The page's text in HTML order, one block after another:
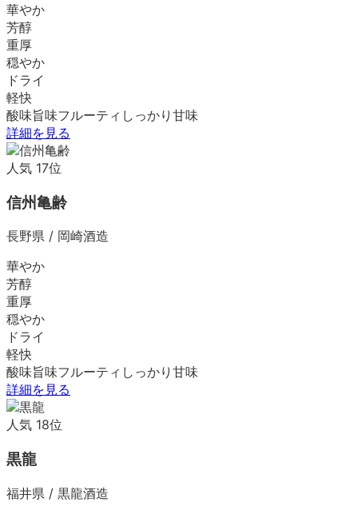
華やか
芳醇
重厚
穏やか
ドライ
軽快
酸味旨味フルーティ しっかり 甘味
詳細を見る
人気 17位
信州亀齢
長野県 / 岡崎酒造
華やか
芳醇
重厚
穏やか
ドライ
軽快
酸味旨味フルーティ しっかり 甘味
詳細を見る
人気 18位
黒龍
福井県 / 黒龍酒造